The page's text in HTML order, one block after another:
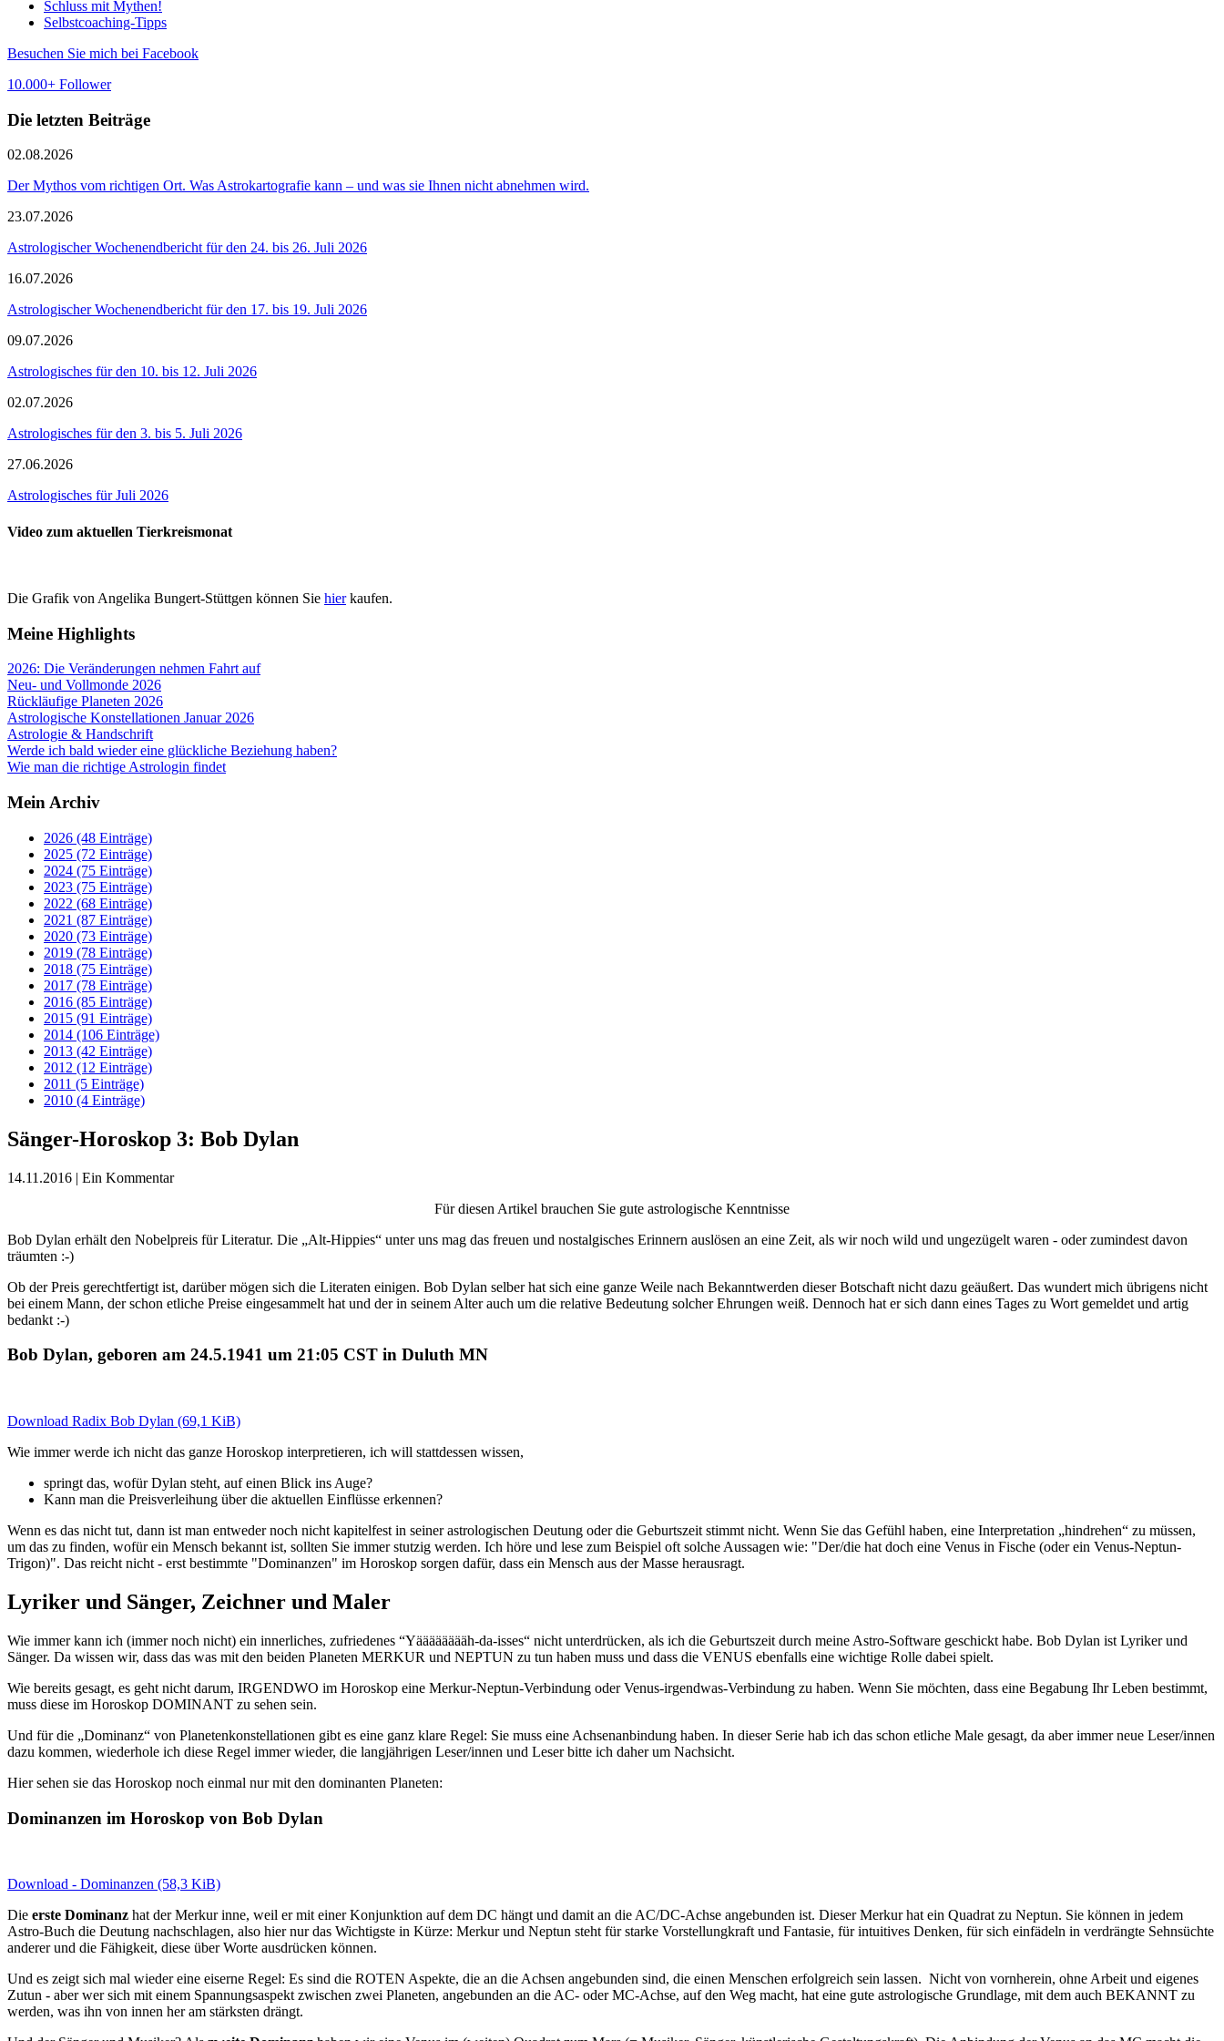
Schluss mit Mythen!
Selbstcoaching-Tipps
Besuchen Sie mich bei Facebook
10.000+ Follower
Die letzten Beiträge
02.08.2026
Der Mythos vom richtigen Ort. Was Astrokartografie kann – und was sie Ihnen nicht abnehmen wird.
23.07.2026
Astrologischer Wochenendbericht für den 24. bis 26. Juli 2026
16.07.2026
Astrologischer Wochenendbericht für den 17. bis 19. Juli 2026
09.07.2026
Astrologisches für den 10. bis 12. Juli 2026
02.07.2026
Astrologisches für den 3. bis 5. Juli 2026
27.06.2026
Astrologisches für Juli 2026
Video zum aktuellen Tierkreismonat
Die Grafik von Angelika Bungert-Stüttgen können Sie hierkaufen.
Meine Highlights
2026: Die Veränderungen nehmen Fahrt auf
Neu- und Vollmonde 2026
Rückläufige Planeten 2026
Astrologische Konstellationen Januar 2026
Astrologie & Handschrift
Werde ich bald wieder eine glückliche Beziehung haben?
Wie man die richtige Astrologin findet
Mein Archiv
2026 (48 Einträge)
2025 (72 Einträge)
2024 (75 Einträge)
2023 (75 Einträge)
2022 (68 Einträge)
2021 (87 Einträge)
2020 (73 Einträge)
2019 (78 Einträge)
2018 (75 Einträge)
2017 (78 Einträge)
2016 (85 Einträge)
2015 (91 Einträge)
2014 (106 Einträge)
2013 (42 Einträge)
2012 (12 Einträge)
2011 (5 Einträge)
2010 (4 Einträge)
Sänger-Horoskop 3: Bob Dylan
14.11.2016 | Ein Kommentar
Für diesen Artikel brauchen Sie gute astrologische Kenntnisse
Bob Dylan erhält den Nobelpreis für Literatur. Die „Alt-Hippies“ unter uns mag das freuen und nostalgisches Erinnern auslösen an eine Zeit, als wir noch wild und ungezügelt waren - oder zumindest davon
träumten :-)
Ob der Preis gerechtfertigt ist, darüber mögen sich die Literaten einigen. Bob Dylan selber hat sich eine ganze Weile nach Bekanntwerden dieser Botschaft nicht dazu geäußert. Das wundert mich übrigens nicht
bei einem Mann, der schon etliche Preise eingesammelt hat und der in seinem Alter auch um die relative Bedeutung solcher Ehrungen weiß. Dennoch hat er sich dann eines Tages zu Wort gemeldet und artig
bedankt :-)
Bob Dylan, geboren am 24.5.1941 um 21:05 CST in Duluth MN
Download Radix Bob Dylan (69,1 KiB)
Wie immer werde ich nicht das ganze Horoskop interpretieren, ich will stattdessen wissen,
springt das, wofür Dylan steht, auf einen Blick ins Auge?
Kann man die Preisverleihung über die aktuellen Einflüsse erkennen?
Wenn es das nicht tut, dann ist man entweder noch nicht kapitelfest in seiner astrologischen Deutung oder die Geburtszeit stimmt nicht. Wenn Sie das Gefühl haben, eine Interpretation „hindrehen“ zu müssen,
um das zu finden, wofür ein Mensch bekannt ist, sollten Sie immer stutzig werden. Ich höre und lese zum Beispiel oft solche Aussagen wie: "Der/die hat doch eine Venus in Fische (oder ein Venus-Neptun-
Trigon)". Das reicht nicht - erst bestimmte "Dominanzen" im Horoskop sorgen dafür, dass ein Mensch aus der Masse herausragt.
Lyriker und Sänger, Zeichner und Maler
Wie immer kann ich (immer noch nicht) ein innerliches, zufriedenes “Yääääääääh-da-isses“ nicht unterdrücken, als ich die Geburtszeit durch meine Astro-Software geschickt habe. Bob Dylan ist Lyriker und
Sänger. Da wissen wir, dass das was mit den beiden Planeten MERKUR und NEPTUN zu tun haben muss und dass die VENUS ebenfalls eine wichtige Rolle dabei spielt.
Wie bereits gesagt, es geht nicht darum, IRGENDWO im Horoskop eine Merkur-Neptun-Verbindung oder Venus-irgendwas-Verbindung zu haben. Wenn Sie möchten, dass eine Begabung Ihr Leben bestimmt,
muss diese im Horoskop DOMINANT zu sehen sein.
Und für die „Dominanz“ von Planetenkonstellationen gibt es eine ganz klare Regel: Sie muss eine Achsenanbindung haben. In dieser Serie hab ich das schon etliche Male gesagt, da aber immer neue Leser/innen
dazu kommen, wiederhole ich diese Regel immer wieder, die langjährigen Leser/innen und Leser bitte ich daher um Nachsicht.
Hier sehen sie das Horoskop noch einmal nur mit den dominanten Planeten:
Dominanzen im Horoskop von Bob Dylan
Download - Dominanzen (58,3 KiB)
Die erste Dominanz hat der Merkur inne, weil er mit einer Konjunktion auf dem DC hängt und damit an die AC/DC-Achse angebunden ist. Dieser Merkur hat ein Quadrat zu Neptun. Sie können in jedem
Astro-Buch die Deutung nachschlagen, also hier nur das Wichtigste in Kürze: Merkur und Neptun steht für starke Vorstellungkraft und Fantasie, für intuitives Denken, für sich einfädeln in verdrängte Sehnsüchte
anderer und die Fähigkeit, diese über Worte ausdrücken können.
Und es zeigt sich mal wieder eine eiserne Regel: Es sind die ROTEN Aspekte, die an die Achsen angebunden sind, die einen Menschen erfolgreich sein lassen. Nicht von vornherein, ohne Arbeit und eigenes
Zutun - aber wer sich mit einem Spannungsaspekt zwischen zwei Planeten, angebunden an die AC- oder MC-Achse, auf den Weg macht, hat eine gute astrologische Grundlage, mit dem auch BEKANNT zu
werden, was ihn von innen her am stärksten drängt.